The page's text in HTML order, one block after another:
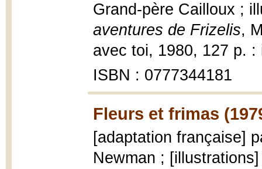
Grand-père Cailloux ;
aventures de Frizelis,
avec toi, 1980, 127 p. :
ISBN : 0777344181
Fleurs et frimas
[adaptation française]
Newman ;